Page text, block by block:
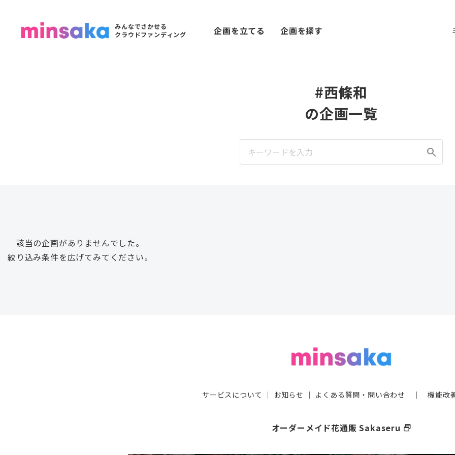
みんなでさかせる
クラウドファンディング
企画を立てる 企画を探す
#西條和
の企画一覧
search
該当の企画がありませんでした。
絞り込み条件を広げてみてください。
サービスについて ｜ お知らせ ｜ よくある質問・問い合わせ ｜機能改
オーダーメイド花通販 Sakaseru select_window